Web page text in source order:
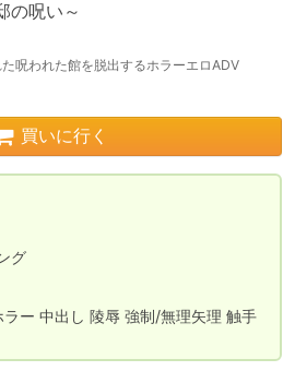
の呪い～
呪われた館を脱出するホラーエロADV
買いに行く